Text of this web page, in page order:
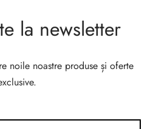
la newsletter
noile noastre produse și oferte